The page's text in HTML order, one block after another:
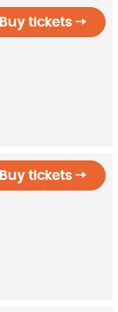
Buy tickets
Buy tickets